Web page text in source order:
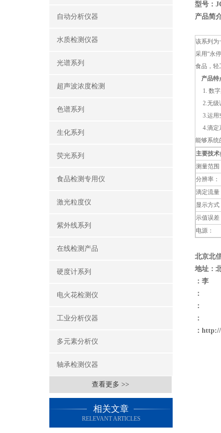
自动分析仪器
水质检测仪器
光谱系列
超声波浓度检测
色谱系列
生化系列
荧光系列
食品检测专用仪
激光粒度仪
紫外线系列
在线检测产品
硬度计系列
电火花检测仪
工业分析仪器
多元素分析仪
轴承检测仪器
查看更多 >>
相关文章
RELEVANT ARTICLES
型号：
产品简
该系列为
采用“永
食品，
产品特
1. 数字
2.无级
3.运用
4.滴定
能够系统
主要技术
测量范围
分辨率：
滴定流量
显示方式
示值误差
电源：
北京北
地址：
：李
：
：
：
： http://